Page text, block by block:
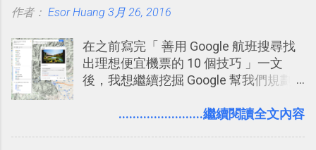
平台完整教學，比 Slack 更適合中文用
改造 Slack 討論串介面變成專案任務排
程看板
作者： Esor Huang 3月 26, 2016
在之前寫完「 善用 Google 航班搜尋找
出理想便宜機票的 10 個技巧 」一文
後，我想繼續挖掘 Google 幫我們規劃
入的來聊聊 Google 的「我的地圖」服
........................繼續閱讀全文內容